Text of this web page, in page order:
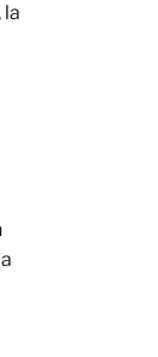
la